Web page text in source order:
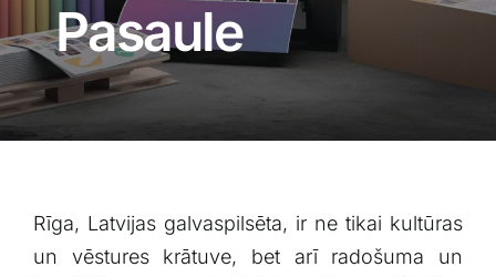
Blogs
Attēlu galerija
Par mums
Pasaule
Rīga, Latvijas galvaspilsēta, ir ne tikai kultūras
un vēstures krātuve, bet arī​ radošuma un